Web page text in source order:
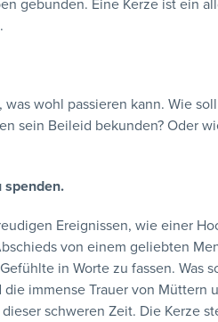
gebunden. Eine Kerze ist ein
wohl passieren kann. Wie
sein Beileid bekunden? Oder
spenden.
Ereignissen, wie einer
von einem geliebten
in Worte zu fassen. Was
immense Trauer von Müttern
schweren Zeit. Die Kerze